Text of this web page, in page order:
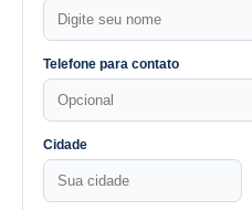
Telefone para contato
Cidade